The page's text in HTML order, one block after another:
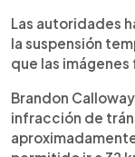
Las autoridades
la suspensión
que las
Brandon
infracción de